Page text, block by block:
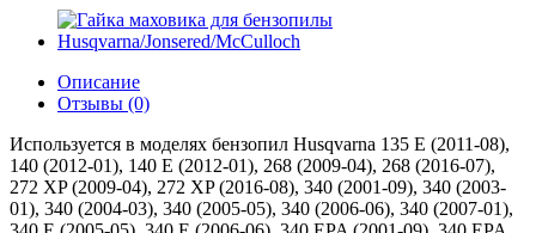
Описание
Отзывы (0)
Используется в моделях бензопил Husqvarna 135 E (2011-08),
140 (2012-01), 140 E (2012-01), 268 (2009-04), 268 (2016-07),
272 XP (2009-04), 272 XP (2016-08), 340 (2001-09), 340 (2003-
01), 340 (2004-03), 340 (2005-05), 340 (2006-06), 340 (2007-01),